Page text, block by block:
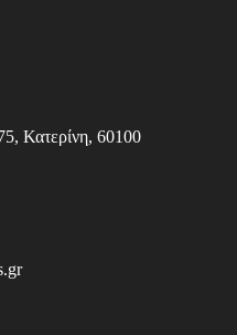
Κατερίνη, 60100
Opens